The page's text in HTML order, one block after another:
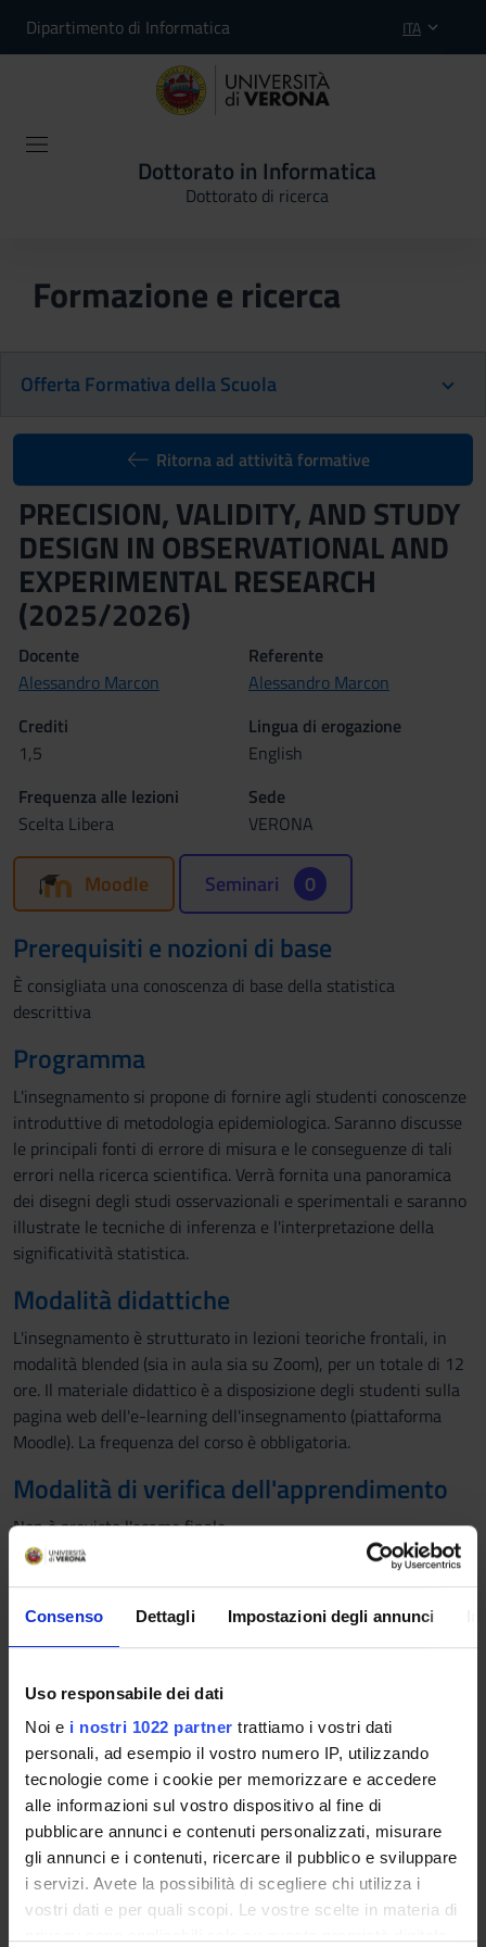
Consenso Dettagli Impostazioni degli annunci
Uso responsabile dei dati
Noi e i nostri 1022 partner trattiamo i vostri dati
personali, ad esempio il vostro numero IP, utilizzando
tecnologie come i cookie per memorizzare e accedere
alle informazioni sul vostro dispositivo al fine di
pubblicare annunci e contenuti personalizzati, misurare
gli annunci e i contenuti, ricercare il pubblico e sviluppare
i servizi. Avete la possibilità di scegliere chi utilizza i
vostri dati e per quali scopi. Le vostre scelte in materia di
Dipartimento di Informatica ITA
Dottorato in Informatica
Dottorato di ricerca
Formazione e ricerca
Offerta Formativa della Scuola
Ritorna ad attività formative
PRECISION, VALIDITY, AND STUDY
DESIGN IN OBSERVATIONAL AND
EXPERIMENTAL RESEARCH
(2025/2026)
Docente
Alessandro Marcon
Referente
Alessandro Marcon
Crediti
1,5
Lingua di erogazione
English
Frequenza alle lezioni
Scelta Libera
Sede
VERONA
Moodle Seminari 0
Prerequisiti e nozioni di base
È consigliata una conoscenza di base della statistica
descrittiva
Programma
L'insegnamento si propone di fornire agli studenti conoscenze
introduttive di metodologia epidemiologica. Saranno discusse
le principali fonti di errore di misura e le conseguenze di tali
errori nella ricerca scientifica. Verrà fornita una panoramica
dei disegni degli studi osservazionali e sperimentali e saranno
illustrate le tecniche di inferenza e l'interpretazione della
significatività statistica.
Modalità didattiche
L'insegnamento è strutturato in lezioni teoriche frontali, in
modalità blended (sia in aula sia su Zoom), per un totale di 12
ore. Il materiale didattico è a disposizione degli studenti sulla
pagina web dell'e-learning dell'insegnamento (piattaforma
Moodle). La frequenza del corso è obbligatoria.
Modalità di verifica dell'apprendimento
Non è previsto l'esame finale
Le/gli studentesse/studenti con disabilità o disturbi
specifici di apprendimento (DSA), che intendano
richiedere l'adattamento della prova d'esame, devono
Valutazione
Non è previsto l'esame finale
Criteri di composizione del voto finale
Non è previsto l'esame finale
Lezioni Programmate